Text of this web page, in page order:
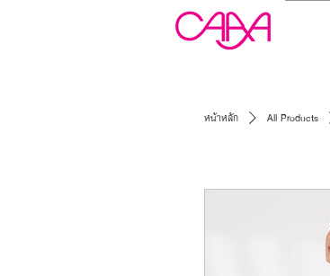
หน้าหลัก All Products